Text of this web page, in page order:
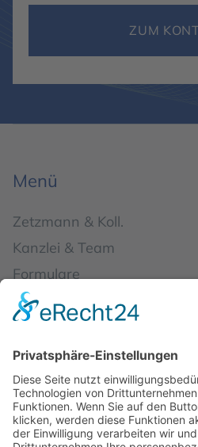
ZUM
Menü
Zetzmann & Koll.
Kanzlei & Team
Formulare
Neu & Aktuell
Kontakt
Schadensmeldung